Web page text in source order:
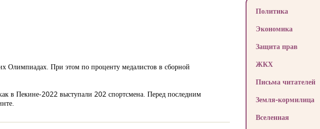
Олимпиадах. При этом по проценту медалистов в сборной
в Пекине-2022 выступали 202 спортсмена. Перед последним
Политика
Экономика
Защита прав
ЖКХ
Письма читателей
Земля-кормилица
Вселенная